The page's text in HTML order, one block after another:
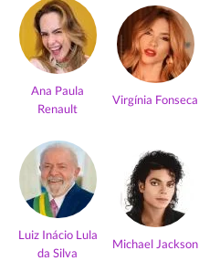
Ana Paula
Renault
Virgínia Fonseca
Luiz Inácio Lula
da Silva
Michael Jackson